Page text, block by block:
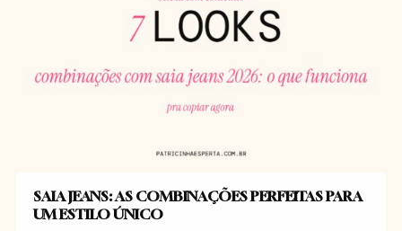
SAIA JEANS: AS COMBINAÇÕES PERFEITAS PARA
UM ESTILO ÚNICO